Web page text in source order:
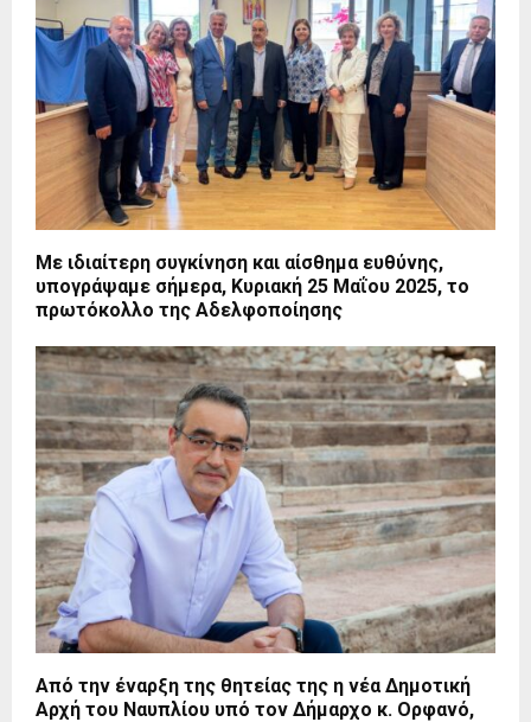
Με ιδιαίτερη συγκίνηση και αίσθημα ευθύνης,
υπογράψαμε σήμερα, Κυριακή 25 Μαΐου 2025, το
πρωτόκολλο της Αδελφοποίησης
Από την έναρξη της θητείας της η νέα Δημοτική
Αρχή του Ναυπλίου υπό τον Δήμαρχο κ. Ορφανό,